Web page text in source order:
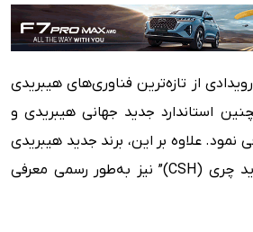
از تازه‌ترین فناوری‌های هیبریدی
استاندارد جدید جهانی هیبریدی و
نمود. علاوه بر این، برند جدید هیبریدی
چری با نام “سوپر هیبرید چری (CSH)” نیز به‌طور رسمی معرفی